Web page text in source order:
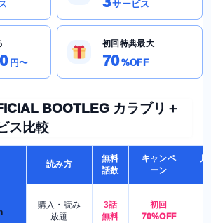
サービス
円〜
初回特典最大
70%OFF
BOOTLEG カラブリ＋
ス比較
読み方
無料
話数
キャンペ
ーン
月
購入・読み
放題
3話
無料
初回
70%OFF